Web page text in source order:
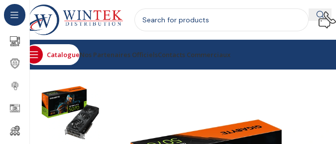
CatalogueNos Partenaires OfficielsContacts Commerciaux
Accueil Informatique